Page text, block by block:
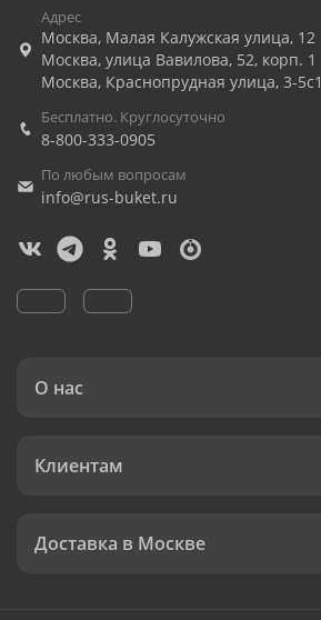
Адрес
Москва, Малая Калужская улица, 12
Москва, улица Вавилова, 52, корп. 1
Москва, Краснопрудная улица, 3-5с1
Бесплатно. Круглосуточно
8-800-333-0905
По любым вопросам
info@rus-buket.ru
О нас
Клиентам
Доставка в Москве